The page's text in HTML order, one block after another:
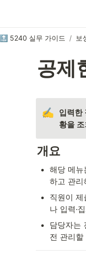
🔝 5240 실무 가이드 / 보
공제
✍️ 입력한
황을
개요
해당 메뉴
하고 관리
직원이 제
나 입력·
담당자는
전 관리할